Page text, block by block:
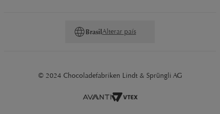
BrasilAlterar país
© 2024 Chocoladefabriken Lindt & Sprüngli AG